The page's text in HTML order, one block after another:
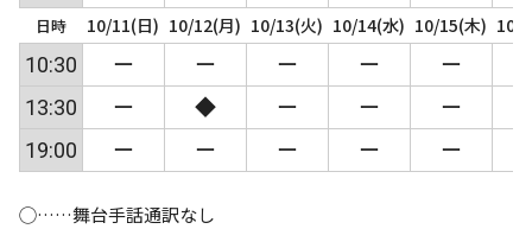
日時 10/11(日) 10/12(月) 10/13(火) 10/14(水) 10/15(木) 10/
10:30 ー ー ー ー ー
13:30
ー ◆ ー ー ー
19:00
ー ー ー ー ー
◯……舞台手話通訳なし